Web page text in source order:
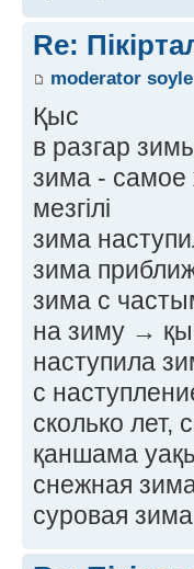
Re:
moderator soyle
Қыс
в разгар
зима -
мезгілі
зима
зима
зима с
на зиму →
наступила
с
сколько лет,
қаншама
снежная
суровая